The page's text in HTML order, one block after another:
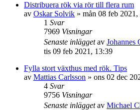
Distribuera rök via rör till flera rum
av Oskar Solvik » mån 08 feb 2021,
1 Svar
7969 Visningar
Senaste inläggetav Johannes
tis 09 feb 2021, 13:39
Fylla stort växthus med rök. Tips
av Mattias Carlsson » ons 02 dec
4 Svar
9756 Visningar
Senaste inläggetav Michael